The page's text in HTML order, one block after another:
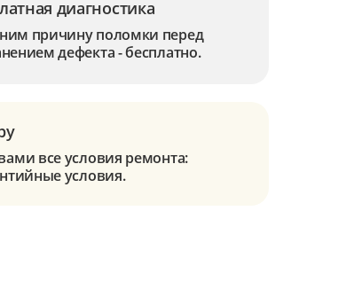
диагностика
причину поломки перед
дефекта - бесплатно.
все условия ремонта:
условия.